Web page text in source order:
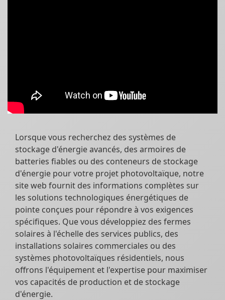
Lorsque vous recherchez des systèmes de
stockage d'énergie avancés, des armoires de
batteries fiables ou des conteneurs de stockage
d'énergie pour votre projet photovoltaïque, notre
site web fournit des informations complètes sur
les solutions technologiques énergétiques de
pointe conçues pour répondre à vos exigences
spécifiques. Que vous développiez des fermes
solaires à l'échelle des services publics, des
installations solaires commerciales ou des
systèmes photovoltaïques résidentiels, nous
offrons l'équipement et l'expertise pour maximiser
vos capacités de production et de stockage
d'énergie.